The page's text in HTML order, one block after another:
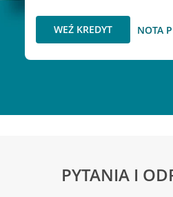
WEŹ KREDYT NOTA
PYTANIA I